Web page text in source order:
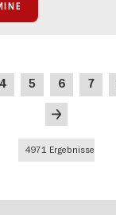
Seite
4 Seite
5 Seite
6 7
Letzte
4971 Ergebnisse